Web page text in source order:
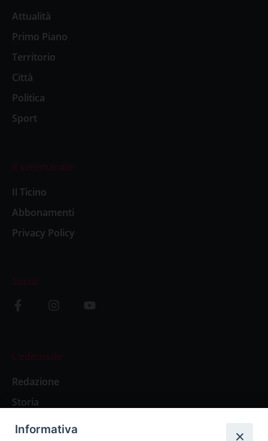
Attualità
Primo Piano
Territorio
Città
Politica
Sport
Il settimanale
Il Ticino
Abbonamenti
Privacy Policy
Social
L’editoriale
Redazione
Storia
Informativa